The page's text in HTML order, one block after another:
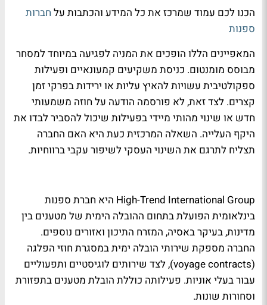
הכנו לכם עמוד שמרכז את כל המידע והכתבות על חברות
ספנות
המאפיינים הללו הופכים את המניה לפגיעה במיוחד למסחר
מבוסס מומנטום. כניסת משקיעים קמעונאיים ופעילות
ספקולטיבית עשויות להאיץ עליות או ירידות בפרקי זמן
קצרים. לצד זאת, לא פורסמה הודעה על חוזה משמעותי
חדש או שינוי מהותי מיידי בפעילות שיכול להסביר לבדו את
היקף העלייה. השאלה המרכזית כעת היא האם החברה
תצליח לתרגם את השינוי העסקי לשיפור עקבי ברווחיות.
High-Trend International Group היא חברת ספנות
בינלאומית הפועלת בתחום ההובלה הימית של מטענים בין
מדינות, בעיקר באסיה, המזרח התיכון ואזורים נוספים.
החברה מספקת שירותי הובלה ימית במסגרת חוזי הפלגה
(voyage contracts), לצד שירותים לוגיסטיים ותפעוליים
עבור בעלי אוניות. פעילותה כוללת הובלת מטענים בתפזורת
וסחורות שונות.